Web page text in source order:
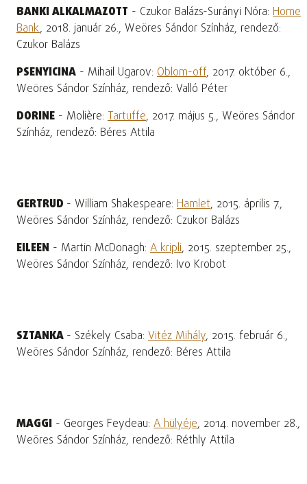
BANKI ALKALMAZOTT - Czukor Balázs-Surányi Nóra: Home
Bank, 2018. január 26., Weöres Sándor Színház, rendező:
Czukor Balázs
PSENYICINA - Mihail Ugarov: Oblom-off, 2017. október 6.,
Weöres Sándor Színház, rendező: Valló Péter
DORINE - Molière: Tartuffe, 2017. május 5., Weöres Sándor
Színház, rendező: Béres Attila
GERTRUD - William Shakespeare: Hamlet, 2015. április 7.,
Weöres Sándor Színház, rendező: Czukor Balázs
EILEEN - Martin McDonagh: A kripli, 2015. szeptember 25.,
Weöres Sándor Színház, rendező: Ivo Krobot
SZTANKA - Székely Csaba: Vitéz Mihály, 2015. február 6.,
Weöres Sándor Színház, rendező: Béres Attila
MAGGI - Georges Feydeau: A hülyéje, 2014. november 28.,
Weöres Sándor Színház, rendező: Réthly Attila